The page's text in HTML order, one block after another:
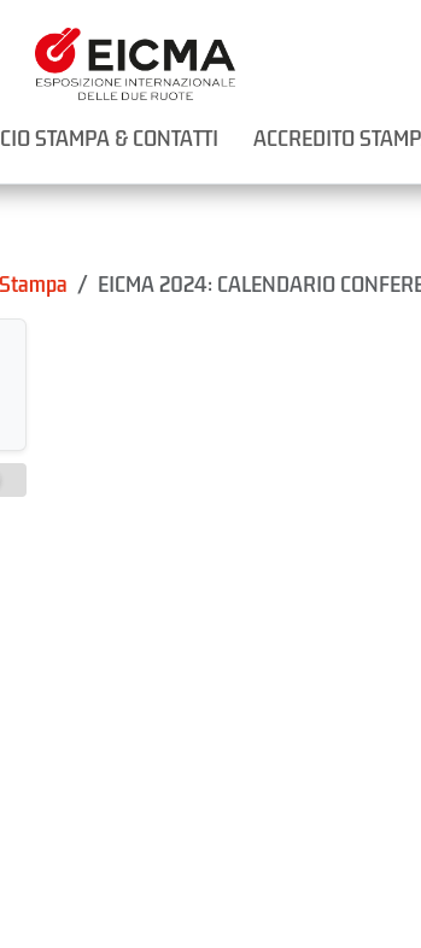
STAMPA & CONTATTI ACCREDITO
EICMA 2024: CALENDARIO